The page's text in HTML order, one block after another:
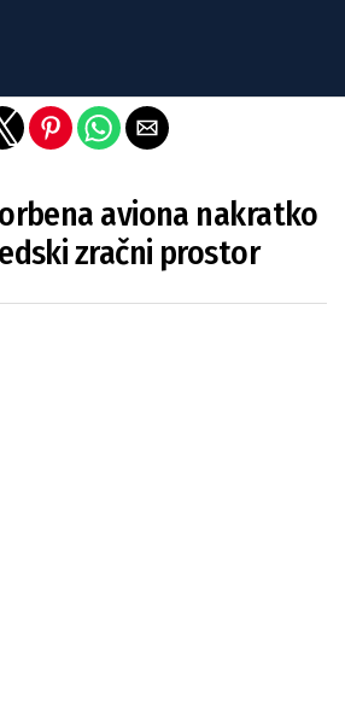
aviona nakratko
zračni prostor